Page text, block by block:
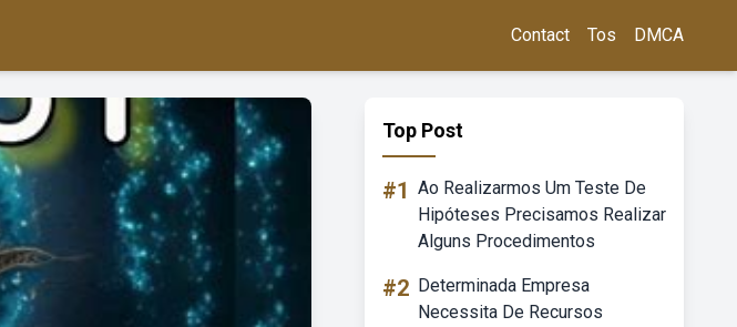
Contact Tos DMCA
Top Post
#1 Ao Realizarmos Um Teste De
Hipóteses Precisamos Realizar
Alguns Procedimentos
#2 Determinada Empresa
Necessita De Recursos